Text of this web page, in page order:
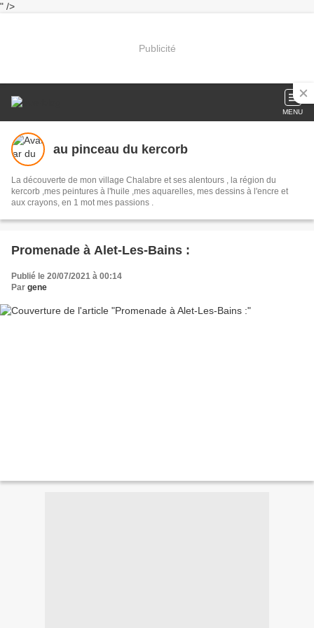
" />
Publicité
MENU
au pinceau du kercorb
La découverte de mon village Chalabre et ses alentours , la région du
kercorb ,mes peintures à l'huile ,mes aquarelles, mes dessins à l'encre et
aux crayons, en 1 mot mes passions .
Promenade à Alet-Les-Bains :
Publié le 20/07/2021 à 00:14
Par gene